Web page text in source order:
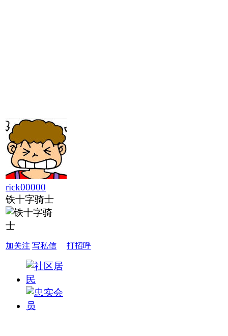
rick00000
铁十字骑士
加关注 写私信 打招呼